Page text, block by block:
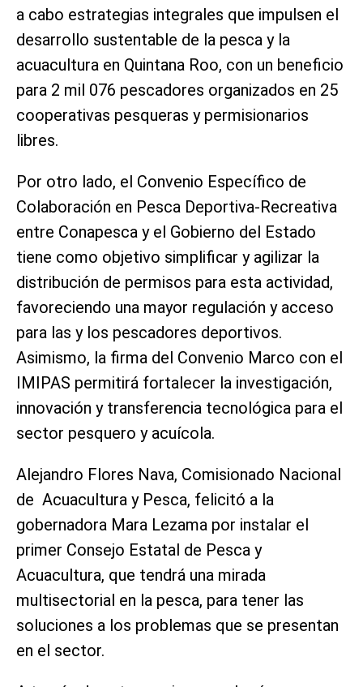
a cabo estrategias integrales que impulsen el
desarrollo sustentable de la pesca y la
acuacultura en Quintana Roo, con un beneficio
para 2 mil 076 pescadores organizados en 25
cooperativas pesqueras y permisionarios
libres.
Por otro lado, el Convenio Específico de
Colaboración en Pesca Deportiva-Recreativa
entre Conapesca y el Gobierno del Estado
tiene como objetivo simplificar y agilizar la
distribución de permisos para esta actividad,
favoreciendo una mayor regulación y acceso
para las y los pescadores deportivos.
Asimismo, la firma del Convenio Marco con el
IMIPAS permitirá fortalecer la investigación,
innovación y transferencia tecnológica para el
sector pesquero y acuícola.
Alejandro Flores Nava, Comisionado Nacional
de Acuacultura y Pesca, felicitó a la
gobernadora Mara Lezama por instalar el
primer Consejo Estatal de Pesca y
Acuacultura, que tendrá una mirada
multisectorial en la pesca, para tener las
soluciones a los problemas que se presentan
en el sector.